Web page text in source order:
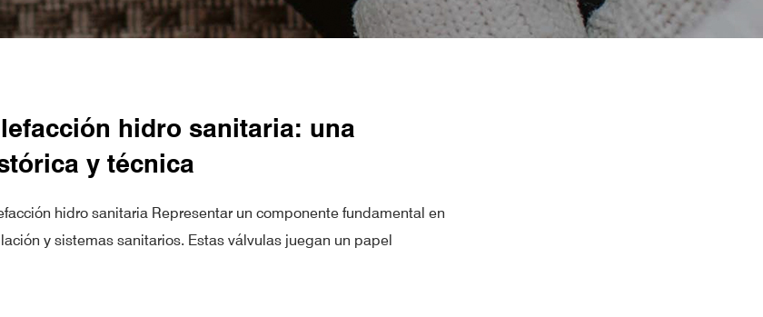
hidro sanitaria: una
y técnica
hidro sanitaria Representar un componente fundamental en
y sistemas sanitarios. Estas válvulas juegan un papel